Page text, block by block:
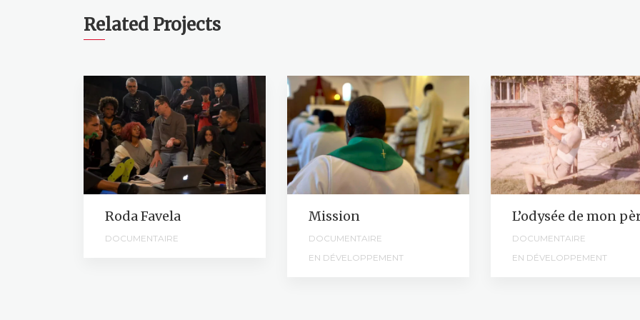
Related Projects
Roda Favela
DOCUMENTAIRE
Mission
DOCUMENTAIRE
EN DÉVELOPPEMENT
L’odysée de mon
DOCUMENTAIRE
EN DÉVELOPPEMENT